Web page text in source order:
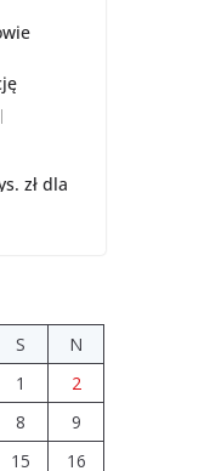
zł dla
dla
S
N
1
2
8
9
15
16